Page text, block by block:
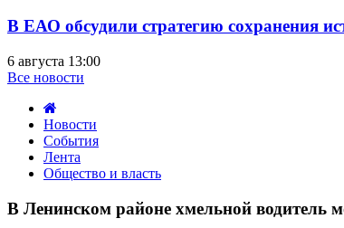
В ЕАО обсудили стратегию сохранения
6 августа 13:00
Все новости
Новости
События
Лента
Общество и власть
Ленинском
В Ленинском районе хмельной водитель